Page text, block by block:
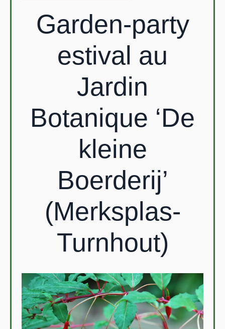
Garden-party
estival au
Jardin
Botanique ‘De
kleine
Boerderij’
(Merksplas-
Turnhout)